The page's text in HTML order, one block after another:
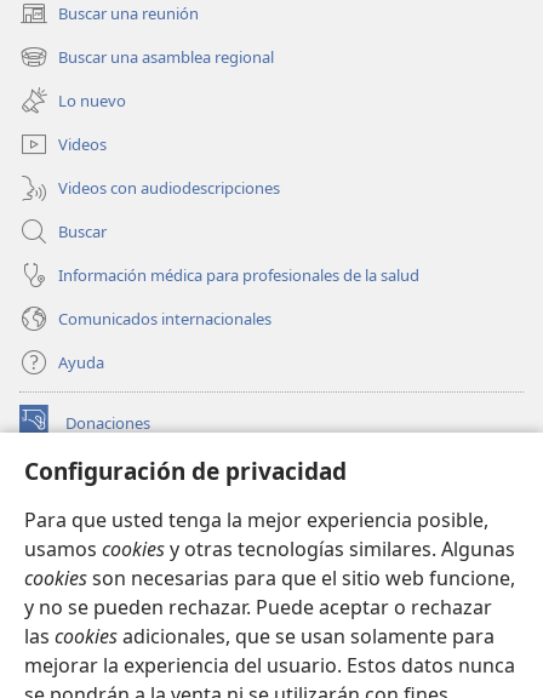
Configuración de privacidad
Para que usted tenga la mejor experiencia posible,
usamos cookiesy otras tecnologías similares. Algunas
cookiesson necesarias para que el sitio web funcione,
y no se pueden rechazar. Puede aceptar o rechazar
las cookiesadicionales, que se usan solamente para
mejorar la experiencia del usuario. Estos datos nunca
Buscar una reunión
(abre
una
nueva
ventana)
Buscar una asamblea regional
(abre
una
nueva
ventana)
Lo nuevo
Videos
Videos con audiodescripciones
Buscar
Información médica para profesionales de la salud
Comunicados internacionales
Ayuda
Donaciones
(abre
nueva BIBLIOTECA EN LÍNEA Watchtower™
una
nueva
ventana)
JW Hub
(abre
una
nueva
ventana)
JW Library
Watchtower Library